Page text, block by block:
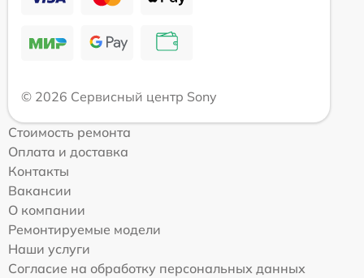
© 2026 Сервисный центр Sony
Стоимость ремонта
Оплата и доставка
Контакты
Вакансии
О компании
Ремонтируемые модели
Наши услуги
Согласие на обработку персональных данных